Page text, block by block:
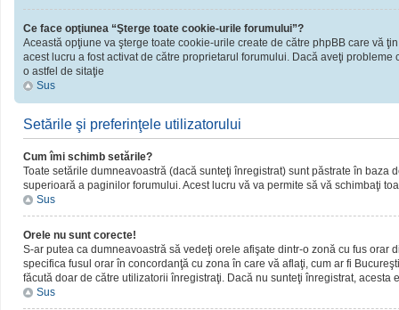
Ce face opţiunea “Şterge toate cookie-urile forumului”?
Această opţiune va şterge toate cookie-urile create de către phpBB care vă
acest lucru a fost activat de către proprietarul forumului. Dacă aveţi
o astfel de sitaţie
Sus
Setările şi preferinţele utilizatorului
Cum îmi schimb setările?
Toate setările dumneavoastră (dacă sunteţi înregistrat) sunt păstrate în
superioară a paginilor forumului. Acest lucru vă va permite să vă schimbaţi
Sus
Orele nu sunt corecte!
S-ar putea ca dumneavoastră să vedeţi orele afişate dintr-o zonă cu fus
specifica fusul orar în concordanţă cu zona în care vă aflaţi, cum ar fi
făcută doar de către utilizatorii înregistraţi. Dacă nu sunteţi înregistrat, acesta
Sus